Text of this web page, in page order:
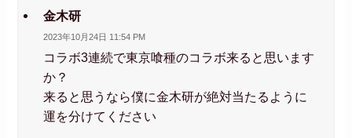
金木研
2023年10月24日 11:54 PM
コラボ3連続で東京喰種のコラボ来ると思います
か？
来ると思うなら僕に金木研が絶対当たるように
運を分けてください